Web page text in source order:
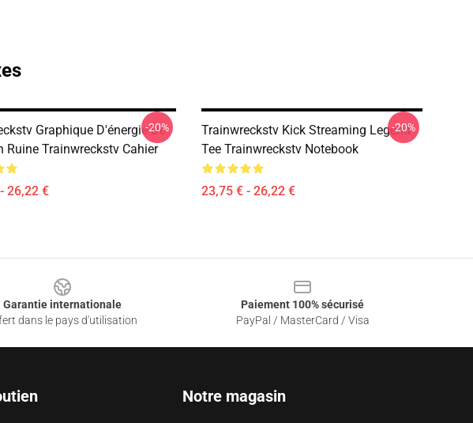
Graphique D'énergie De
Ruine Trainwreckstv Cahier
26,22 €
-20%
Trainwreckstv Kick Streaming Legend
Tee Trainwreckstv Notebook
23,75 € - 26,22 €
-20%
Garantie internationale
dans le pays d'utilisation
Paiement 100% sécurisé
PayPal / MasterCard / Visa
Notre magasin